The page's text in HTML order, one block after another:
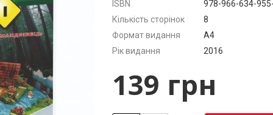
ISBN
978-966-634-
Кількість сторінок
8
Формат видання
А4
Рік видання
2016
139 грн